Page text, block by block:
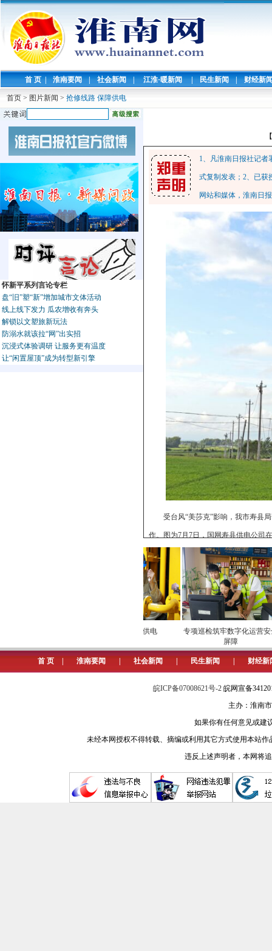
首 页 | 淮南要闻 | 社会新闻 | 江淮·暖新闻 | 民生新闻 | 财经新
首页 > 图片新闻 > 抢修线路 保障供电
怀新平系列言论专栏
盘“旧”塑“新”增加城市文体活动
线上线下发力 瓜农增收有奔头
解锁以文塑旅新玩法
防溺水就该拉“网”出实招
沉浸式体验调研 让服务更有温度
让“闲置屋顶”成为转型新引擎
1、凡淮南日报社记
式复制发表；2、已获
网站和媒体，淮南日
受台风“美莎克”影响，我市寿县
作。图为7月7日，国网寿县供电公司
（记者 陈彬 摄）
安全维护保供电
专项巡检筑牢数字化运营安全
屏障
首 页 淮南要闻 社会新闻 民生新闻 财经新
皖ICP备07008621号-2 皖网宣备
主办：淮南
如果你有任何意见或建
未经本网授权不得转载、摘编或利用其它方式使用本站
违反上述声明者，本网将